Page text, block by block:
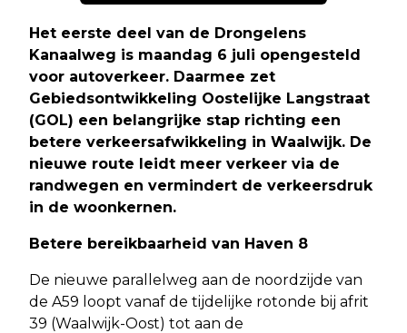
Het eerste deel van de Drongelens
Kanaalweg is maandag 6 juli opengesteld
voor autoverkeer. Daarmee zet
Gebiedsontwikkeling Oostelijke Langstraat
(GOL) een belangrijke stap richting een
betere verkeersafwikkeling in Waalwijk. De
nieuwe route leidt meer verkeer via de
randwegen en vermindert de verkeersdruk
in de woonkernen.
Betere bereikbaarheid van Haven 8
De nieuwe parallelweg aan de noordzijde van
de A59 loopt vanaf de tijdelijke rotonde bij afrit
39 (Waalwijk-Oost) tot aan de